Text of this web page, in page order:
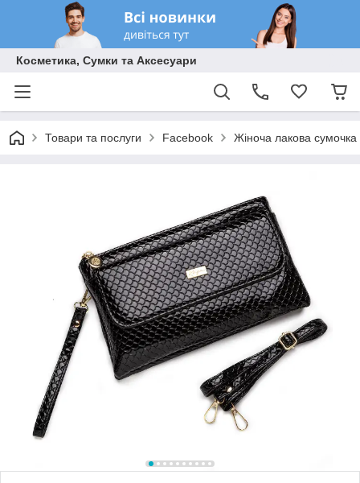
Косметика, Сумки та Аксесуари
Товари та послуги Facebook Жіноча лакова